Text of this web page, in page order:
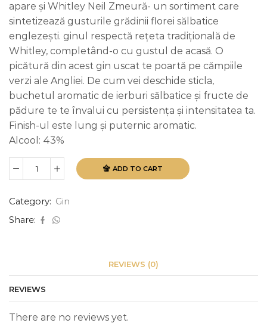
apare și Whitley Neil Zmeură- un sortiment care
sintetizează gusturile grădinii florei sălbatice
englezești. ginul respectă rețeta tradițională de
Whitley, completând-o cu gustul de acasă. O
picătură din acest gin uscat te poartă pe cămpiile
verzi ale Angliei. De cum vei deschide sticla,
buchetul aromatic de ierburi sălbatice și fructe de
pădure te te învalui cu persistența și intensitatea ta.
Finish-ul este lung și puternic aromatic.
Alcool: 43%
Whitley
0,7L
quantity
ADD TO CART
Category: Gin
Share:
REVIEWS (0)
REVIEWS
There are no reviews yet.